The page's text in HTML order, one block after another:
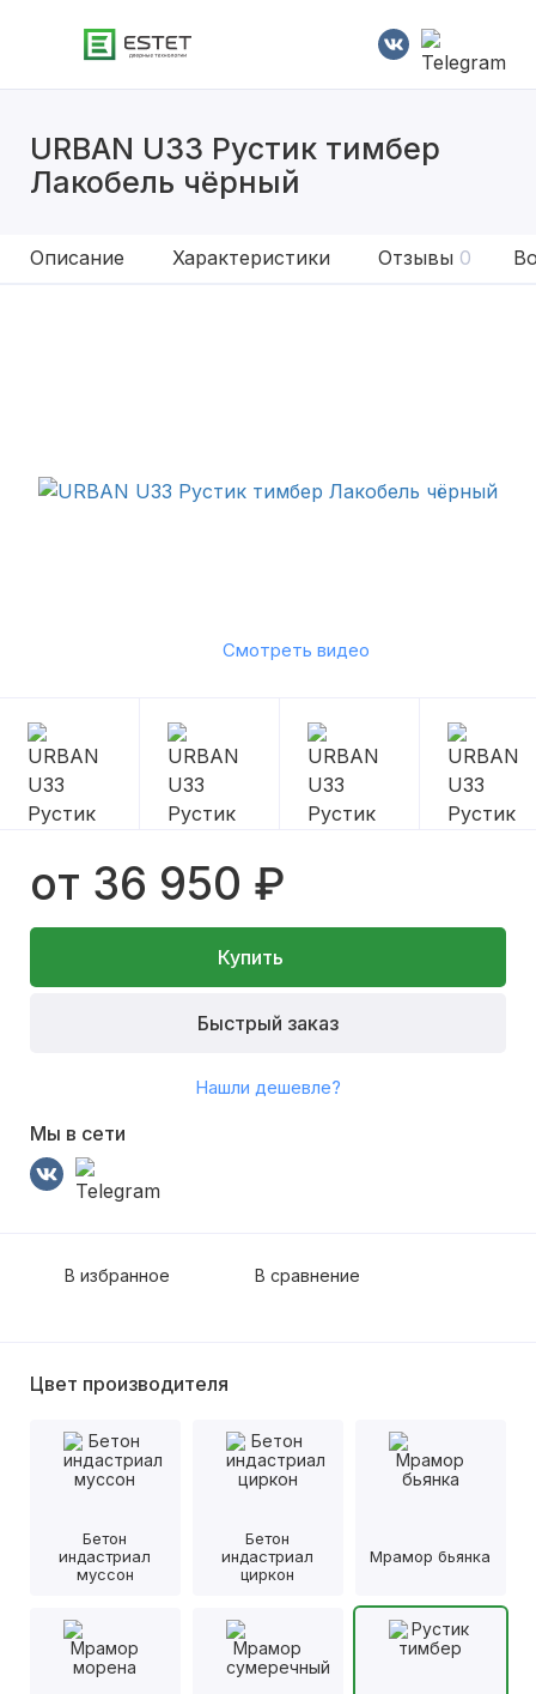
URBAN U33 Рустик тимбер
Лакобель чёрный
Описание Характеристики Отзывы 0
Смотреть видео
от 36 950 ₽
Купить
Быстрый заказ
Нашли дешевле?
Мы в сети
В избранное В сравнение
Цвет производителя
Бетон
индастриал
муссон
Бетон
индастриал
циркон
Мрамор бьянка